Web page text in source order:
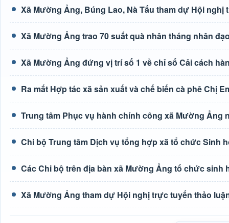
Xã Mường Ảng, Búng Lao, Nà Tấu tham dự Hội
Xã Mường Ảng trao 70 suất quà nhân tháng nhân
Xã Mường Ảng đứng vị trí số 1 về chỉ số Cải cách
Ra mắt Hợp tác xã sản xuất và chế biến cà phê Chị
Trung tâm Phục vụ hành chính công xã Mường Ảng
Chi bộ Trung tâm Dịch vụ tổng hợp xã tổ chức Sinh
Các Chi bộ trên địa bàn xã Mường Ảng tổ chức sinh
Xã Mường Ảng tham dự Hội nghị trực tuyến thảo